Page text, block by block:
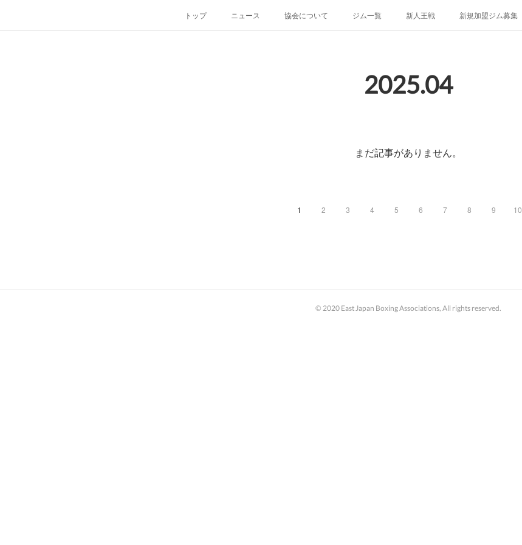
トップ ニュース 協会について ジム一覧 新人王戦 新規加盟ジム募集
2025.04
まだ記事がありません。
1 2 3 4 5 6 7 8 9 10
© 2020 East Japan Boxing Associations, All rights reserved.